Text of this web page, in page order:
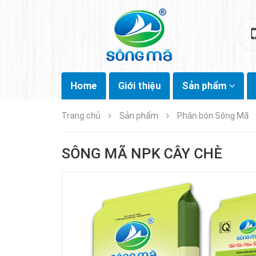
Home Giới thiệu Sản phẩm
Trang chủ Sản phẩm Phân bón Sông Mã
SÔNG MÃ NPK CÂY CHÈ